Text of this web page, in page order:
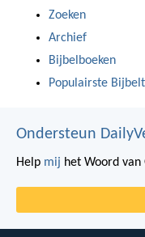
Zoeken
Archief
Bijbelboeken
Populairste
Ondersteun
Help mij het Woord van